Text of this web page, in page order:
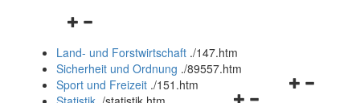
Navigationsmenü
und
schließen
Land- und Forstwirtschaft ./147.htm
Sicherheit und Ordnung ./89557.htm
Navigationsmenü
Sport und Freizeit ./151.htm